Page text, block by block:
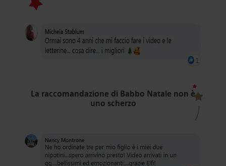
La raccomandazione di Babbo Natale non è
uno scherzo